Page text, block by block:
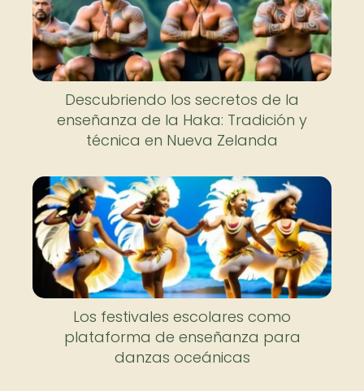
Descubriendo los secretos de la
enseñanza de la Haka: Tradición y
técnica en Nueva Zelanda
Los festivales escolares como
plataforma de enseñanza para
danzas oceánicas